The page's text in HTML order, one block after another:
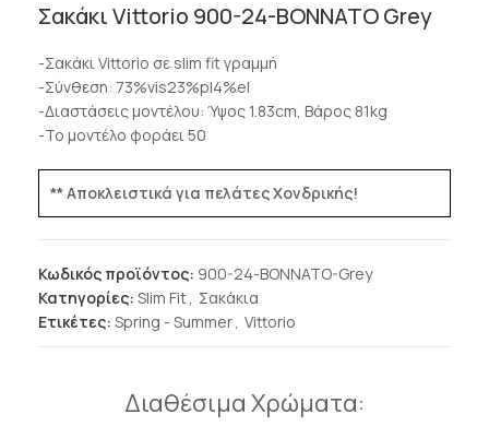
Σακάκι Vittorio 900-24-BONNATO Grey
-Σακάκι Vittorio σε slim fit γραμμή
-Σύνθεση: 73%vis23%pl4%el
-Διαστάσεις μοντέλου: Ύψος 1.83cm, Βάρος 81kg
-Το μοντέλο φοράει 50
** Αποκλειστικά για πελάτες Χονδρικής!
Κωδικός προϊόντος: 900-24-BONNATO-Grey
Κατηγορίες: Slim Fit, Σακάκια
Ετικέτες: Spring - Summer, Vittorio
Διαθέσιμα Χρώματα: